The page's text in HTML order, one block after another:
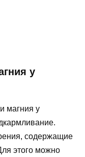
у
магния у
содержащие
этого можно